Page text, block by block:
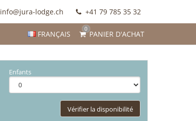
info@jura-lodge.ch +41 79 785 35 32
FRANÇAIS
0
PANIER D'ACHAT
Enfants
Vérifier la disponibilité